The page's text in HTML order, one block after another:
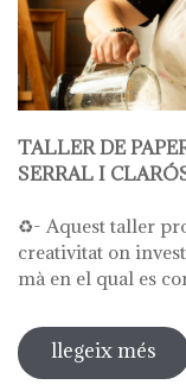
TALLER DE
SERRAL I
♻️- Aquest taller
creativitat on
mà en el qual es
llegeix més